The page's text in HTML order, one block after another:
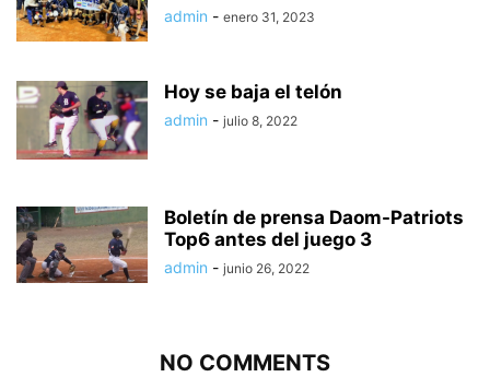
admin - enero 31, 2023
Hoy se baja el telón
admin - julio 8, 2022
Boletín de prensa Daom-Patriots
Top6 antes del juego 3
admin - junio 26, 2022
NO COMMENTS